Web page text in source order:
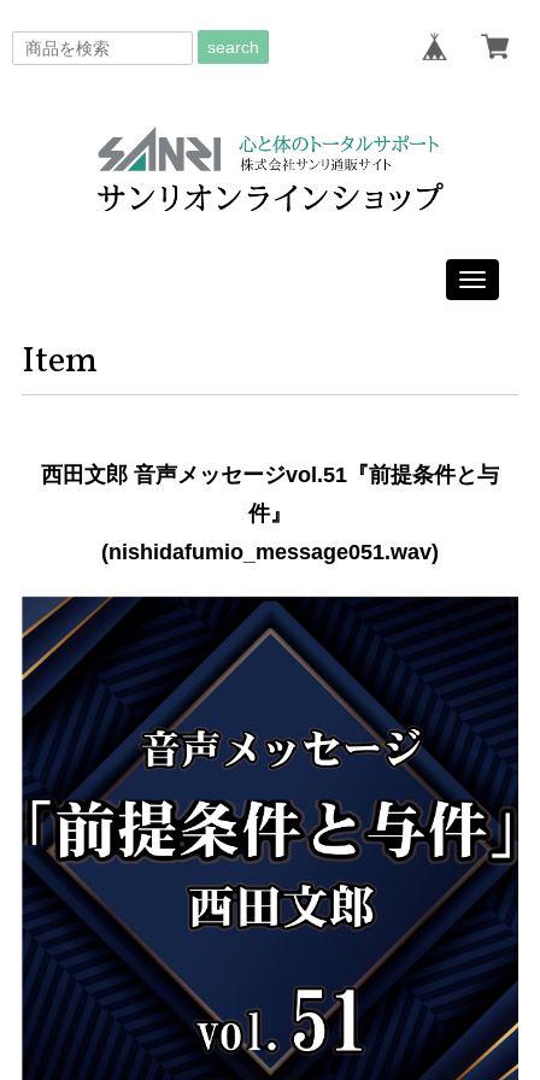
search
Toggle
Item
西田文郎 音声メッセージvol.51『前提条件と与
件』
(nishidafumio_message051.wav)